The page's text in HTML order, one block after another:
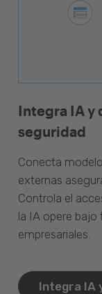
Integra IA y
seguridad
Conecta
externas
Controla el
la IA opere bajo
empresariales.
Integra IA